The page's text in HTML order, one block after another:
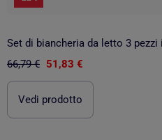
66,79 € 51,83 €
Vedi prodotto